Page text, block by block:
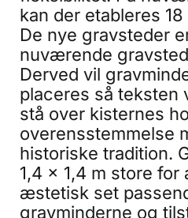
kan der etableres
De nye gravsteder
nuværende
Derved vil
placeres så teksten
stå over kisternes
overensstemmelse
historiske tradition.
1,4 x 1,4 m store for
æstetisk set
gravminderne og